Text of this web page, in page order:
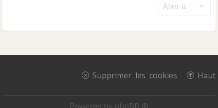
Aller à
Haut
Supprimer les cookies